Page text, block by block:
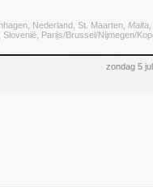
Nederland, St. Maarten,
Parijs/Brussel/Nijmegen/
zondag 5